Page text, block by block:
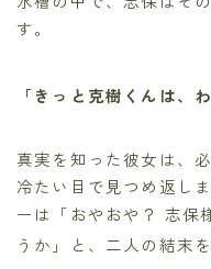
す。
「きっと克樹くんは
真実を知った彼女は、
冷たい目で見つめ返し
ーは「おやおや？ 志保
うか」と、二人の結末